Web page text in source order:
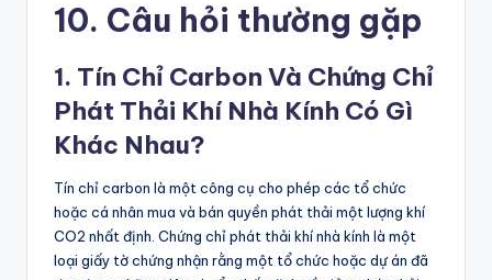
10. Câu hỏi thường gặp
1. Tín Chỉ Carbon Và Chứng Chỉ
Phát Thải Khí Nhà Kính Có Gì
Khác Nhau?
Tín chỉ carbon là một công cụ cho phép các tổ chức
hoặc cá nhân mua và bán quyền phát thải một lượng khí
CO2 nhất định. Chứng chỉ phát thải khí nhà kính là một
loại giấy tờ chứng nhận rằng một tổ chức hoặc dự án đã